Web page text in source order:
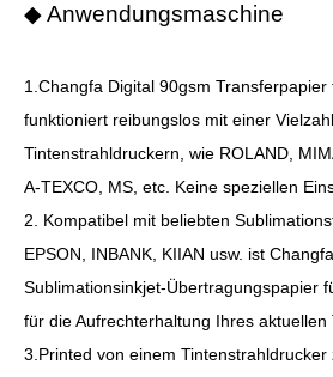
◆ Anwendungsmaschine
1.Changfa Digital 90gsm Transferpapier
funktioniert reibungslos mit einer
Tintenstrahldruckern, wie ROLAND,
A-TEXCO, MS, etc. Keine speziellen
2. Kompatibel mit beliebten
EPSON, INBANK, KIIAN usw. ist
Sublimationsinkjet-Übertragungspapier
für die Aufrechterhaltung Ihres aktuellen
3.Printed von einem